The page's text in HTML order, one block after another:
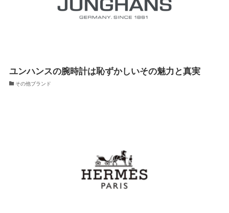
ユンハンスの腕時計は恥ずかしいその魅力と真実
その他ブランド